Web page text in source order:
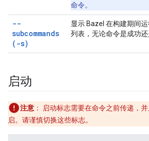
命令。
--
subcommands
(-s)
显示 Bazel 在构建期间
列表，无论命令是成功
启动
注意 ：
启动标志需要在命令之前传递，
启。请谨慎切换这些标志。